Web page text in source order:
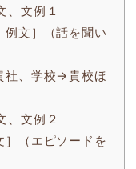
、文例１
例文］（話を聞い
社、学校→貴校ほ
、文例２
］（エピソードを